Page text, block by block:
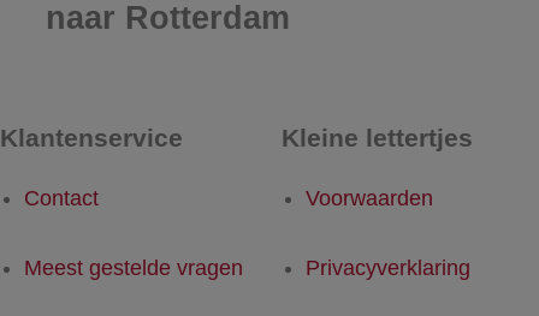
naar Rotterdam
Klantenservice
Contact
Meest gestelde vragen
Kleine lettertjes
Voorwaarden
Privacyverklaring